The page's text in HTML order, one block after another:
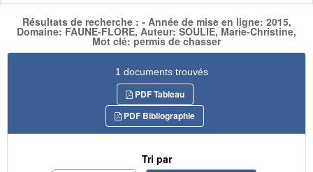
Résultats de recherche : - Année de mise en ligne: 2015,
Domaine: FAUNE-FLORE, Auteur: SOULIE, Marie-Christine,
Mot clé: permis de chasser
1 documents trouvés
PDF Tableau
PDF Bibliographie
Tri par